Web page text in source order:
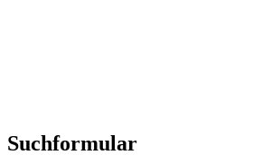
Suchformular